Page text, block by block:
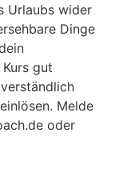
Urlaubs wider
Dinge
gut
Melde
oder